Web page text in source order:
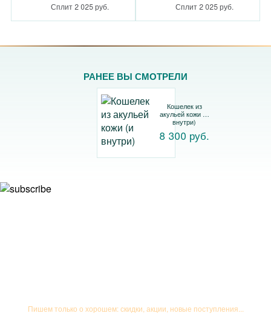
Сплит 2 025 руб.
Сплит 2 025 руб.
РАНЕЕ ВЫ СМОТРЕЛИ
Кошелек из
акульей кожи (и
внутри)
8 300 руб.
Пишем только о хорошем: скидки, акции, новые поступления...